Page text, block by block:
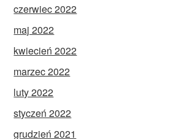
czerwiec 2022
maj 2022
kwiecień 2022
marzec 2022
luty 2022
styczeń 2022
grudzień 2021